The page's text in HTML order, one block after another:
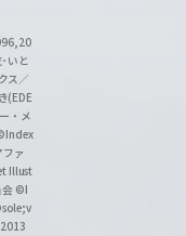
いと
ス／
(EDE
・メ
ァ
Illust
©I